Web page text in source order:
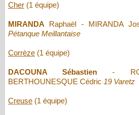
Cher (1 équipe)
MIRANDA Raphaël - MIRANDA
Pétanque Meillantaise
Corrèze (1 équipe)
DACOUNA Sébastien -
BERTHOUNESQUE Cédric 19 Varetz
Creuse (1 équipe)